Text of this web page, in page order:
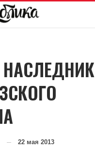
22 мая 2013